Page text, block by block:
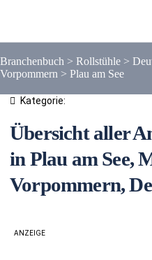
Branchenbuch > Rollstühle >
Vorpommern > Plau am See
Kategorie:
Übersicht aller
in Plau am See,
Vorpommern,
ANZEIGE